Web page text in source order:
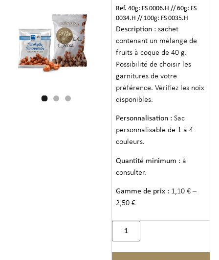
Ref. 40g: FS 0006.H // 60g: FS
0034.H // 100g: FS 0035.H
Description : sachet
contenant un mélange de
fruits à coque de 40 g.
Possibilité de choisir les
garnitures de votre
préférence. Vérifiez les noix
disponibles.
Personnalisation : Sac
personnalisable de 1 à 4
couleurs.
Quantité minimum : à
consulter.
Gamme de prix : 1,10 € –
2,50 €